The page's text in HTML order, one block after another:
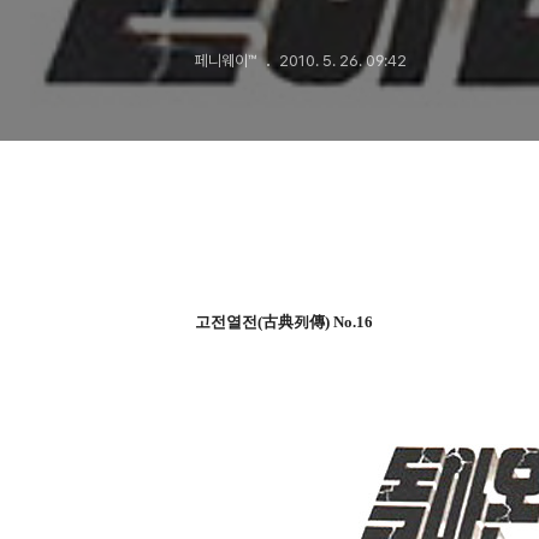
선구자들 (1
페니웨이™ 2010. 5. 26. 09:42
고전열전(古典列傳) No.16